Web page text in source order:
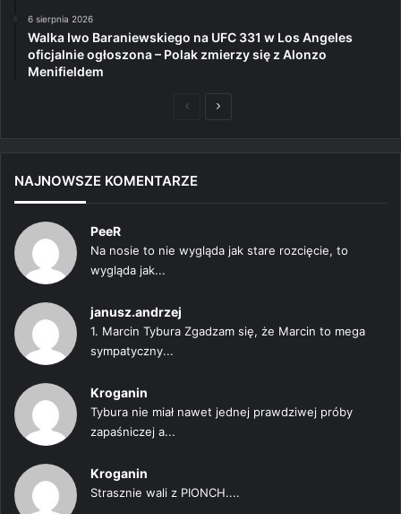
6 sierpnia 2026
Walka Iwo Baraniewskiego na UFC 331 w Los Angeles
oficjalnie ogłoszona – Polak zmierzy się z Alonzo
Menifieldem
PoprzedniaNastępna
NAJNOWSZE KOMENTARZE
PeeR
Na nosie to nie wygląda jak stare rozcięcie, to
wygląda jak...
janusz.andrzej
1. Marcin Tybura Zgadzam się, że Marcin to mega
sympatyczny...
Kroganin
Tybura nie miał nawet jednej prawdziwej próby
zapaśniczej a...
Kroganin
Strasznie wali z PIONCH....